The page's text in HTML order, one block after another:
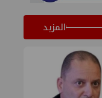
المزيد